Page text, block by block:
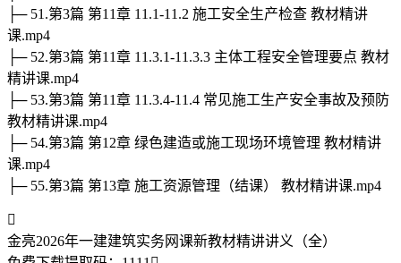
├─ 51.第3篇 第11章 11.1-11.2 施工安全生产检查 教材精讲
课.mp4
├─ 52.第3篇 第11章 11.3.1-11.3.3 主体工程安全管理要点 教材
精讲课.mp4
├─ 53.第3篇 第11章 11.3.4-11.4 常见施工生产安全事故及预防
教材精讲课.mp4
├─ 54.第3篇 第12章 绿色建造或施工现场环境管理 教材精讲
课.mp4
├─ 55.第3篇 第13章 施工资源管理（结课） 教材精讲课.mp4

金亮2026年一建建筑实务网课新教材精讲讲义（全）